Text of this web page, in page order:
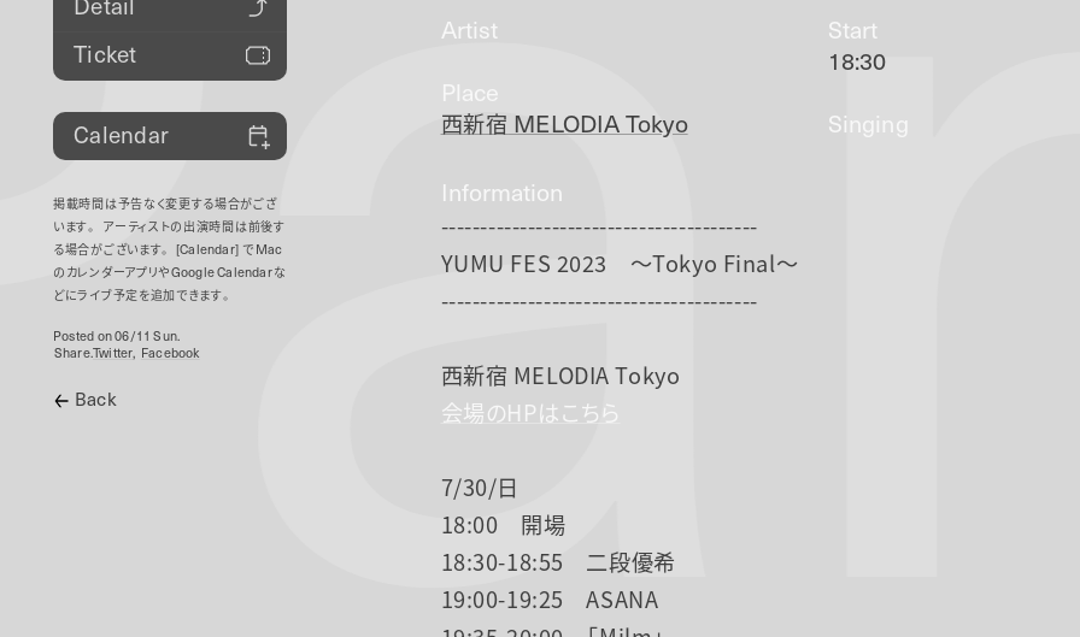
Ticket
Calendar
掲載時間は予告なく変更する場合がござ
います。 アーティストの出演時間は前後す
る場合がございます。 [Calendar] で Mac
のカレンダーアプリやGoogle Calendarな
どにライブ予定を追加できます。
Posted on 06/11 Sun.
Share.Twitter Facebook
Back
Artist
Place
西新宿 MELODIA Tokyo
Start
18:30
Singing
Information
----------------------------------------
YUMU FES 2023 〜Tokyo Final〜
----------------------------------------
西新宿 MELODIA Tokyo
会場のHPはこちら
7/30/日
18:00 開場
18:30-18:55 二段優希
19:00-19:25 ASANA